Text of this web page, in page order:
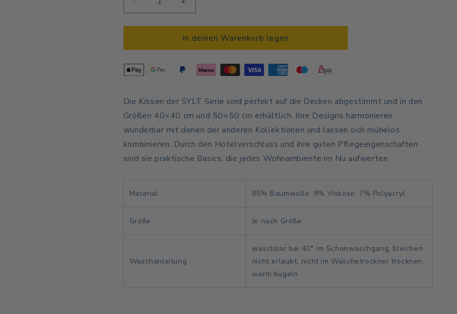
Verringere
die
Menge
Sylt
Erhöhe
die
Menge
für
Sylt
In deinen Warenkorb legen
Die Kissen der SYLT Serie sind perfekt auf die Decken abgestimmt und in den
Größen 40×40 cm und 50×50 cm erhältlich. Ihre Designs harmonieren
wunderbar mit denen der anderen Kollektionen und lassen sich mühelos
kombinieren. Durch den Hotelverschluss und ihre guten Pflegeeigenschaften
sind sie praktische Basics, die jedes Wohnambiente im Nu aufwerten.
Material 85% Baumwolle, 8% Viskose, 7% Polyacryl
Größe Je nach Größe
Waschanleitung
waschbar bei 40° im Schonwaschgang, bleichen
nicht erlaubt, nicht im Wäschetrockner trocknen,
warm bügeln